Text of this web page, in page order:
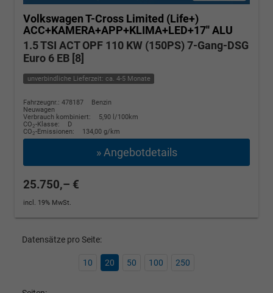
Volkswagen T-Cross Limited (Life+)
ACC+KAMERA+APP+KLIMA+LED+17'' ALU
1.5 TSI ACT OPF 110 KW (150PS) 7-Gang-DSG
Euro 6 EB [8]
unverbindliche Lieferzeit: ca. 4-5 Monate
Fahrzeugnr.: 478187
Benzin
Neuwagen
Verbrauch kombiniert:
5,90 l/100km
CO2-Klasse:
D
CO2-Emissionen: 134,00 g/km
» Angebotdetails
25.750,– €
incl. 19% MwSt.
Datensätze pro Seite:
10 20 50 100 250